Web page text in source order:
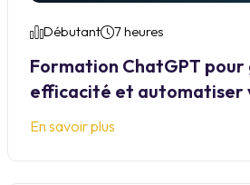
Débutant 7 heures
Formation ChatGPT pour
efficacité et automatiser
En savoir plus